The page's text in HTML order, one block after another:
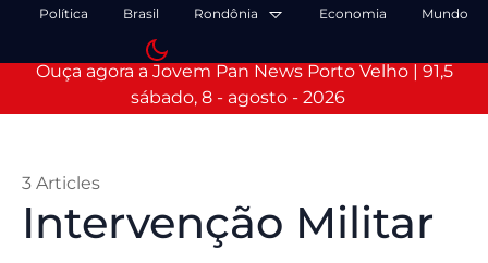
Política Brasil Rondônia Economia Mundo
Ouça agora a Jovem Pan News Porto Velho | 91,5
sábado, 8 - agosto - 2026
Intervenção Militar
3 Articles